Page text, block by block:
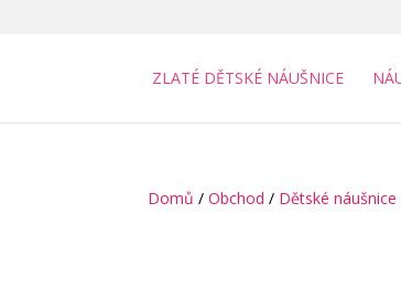
ZLATÉ DĚTSKÉ NÁUŠNICE
Domů /Obchod / Dětské